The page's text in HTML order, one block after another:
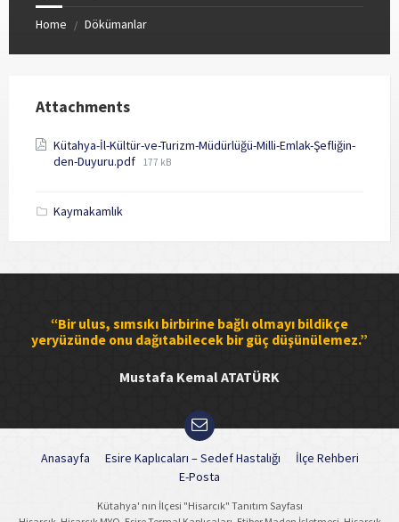
Home / Dökümanlar
Attachments
Kütahya-İl-Kültür-ve-Turizm-Müdürlüğü-Milli-Emlak-Şefliğin-
den-Duyuru.pdf File
177 kB
Kaymakamlık
“Bir ulus, sımsıkı birbirine bağlı olmayı bildikçe
yeryüzünde onu dağıtabilecek bir güç düşünülemez.”
Mustafa Kemal ATATÜRK
Anasayfa Esire Kaplıcaları – Sedef Hastalığı
İlçe Rehberi
E-Posta
Kütahya' nın İlçesi "Hisarcık" Tanıtım Sayfası